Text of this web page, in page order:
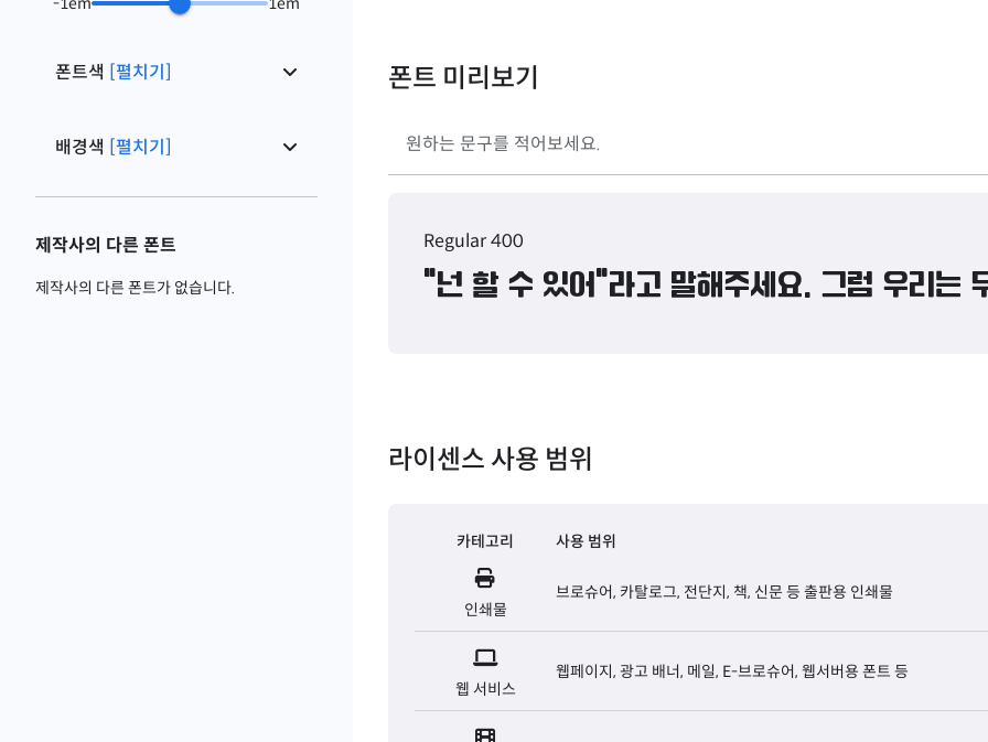
폰트색 [펼치기]
배경색 [펼치기]
제작사의 다른 폰트
제작사의 다른 폰트가 없습니다.
폰트 미리보기
Regular 400
"넌 할 수 있어"라고 말해주세요. 그럼 우리는
라이센스 사용 범위
카테고리 사용 범위
인쇄물
브로슈어, 카탈로그, 전단지, 책, 신문 등 출판용 인쇄물
웹 서비스
웹페이지, 광고 배너, 메일, E-브로슈어, 웹서버용 폰트 등